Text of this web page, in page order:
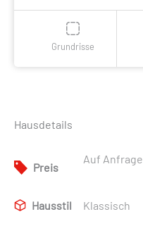
Grundrisse
Hausdetails
Preis
Auf Anfrage
Hausstil Klassisch